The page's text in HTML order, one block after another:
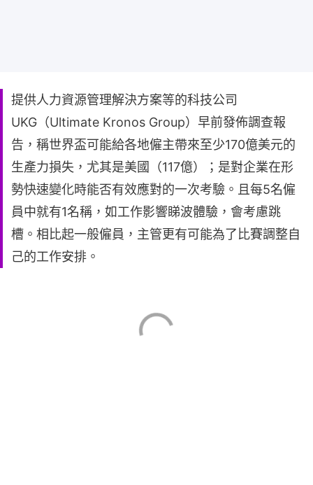
提供人力資源管理解決方案等的科技公司
UKG（Ultimate Kronos Group）早前發佈調查報
告，稱世界盃可能給各地僱主帶來至少170億美元的
生產力損失，尤其是美國（117億）；是對企業在形
勢快速變化時能否有效應對的一次考驗。且每5名僱
員中就有1名稱，如工作影響睇波體驗，會考慮跳
槽。相比起一般僱員，主管更有可能為了比賽調整自
己的工作安排。